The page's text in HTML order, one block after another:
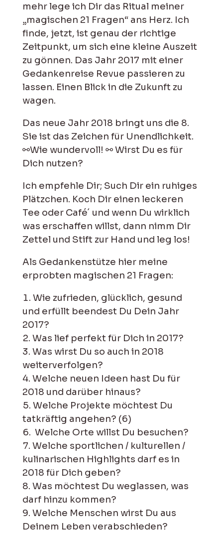
mehr lege ich Dir das Ritual meiner
„magischen 21 Fragen“ ans Herz. Ich
finde, jetzt, ist genau der richtige
Zeitpunkt, um sich eine kleine Auszeit
zu gönnen. Das Jahr 2017 mit einer
Gedankenreise Revue passieren zu
lassen. Einen Blick in die Zukunft zu
wagen.
Das neue Jahr 2018 bringt uns die 8.
Sie ist das Zeichen für Unendlichkeit.
⚯Wie wundervoll! ⚯ Wirst Du es für
Dich nutzen?
Ich empfehle Dir; Such Dir ein ruhiges
Plätzchen. Koch Dir einen leckeren
Tee oder Café´ und wenn Du wirklich
was erschaffen willst, dann nimm Dir
Zettel und Stift zur Hand und leg los!
Als Gedankenstütze hier meine
erprobten magischen 21 Fragen:
Wie zufrieden, glücklich, gesund
und erfüllt beendest Du Dein Jahr
2017?
Was lief perfekt für Dich in 2017?
Was wirst Du so auch in 2018
weiterverfolgen?
Welche neuen Ideen hast Du für
2018 und darüber hinaus?
Welche Projekte möchtest Du
tatkräftig angehen? (6)
Welche Orte willst Du besuchen?
Welche sportlichen / kulturellen /
kulinarischen Highlights darf es in
2018 für Dich geben?
Was möchtest Du weglassen, was
darf hinzu kommen?
Welche Menschen wirst Du aus
Deinem Leben verabschieden?